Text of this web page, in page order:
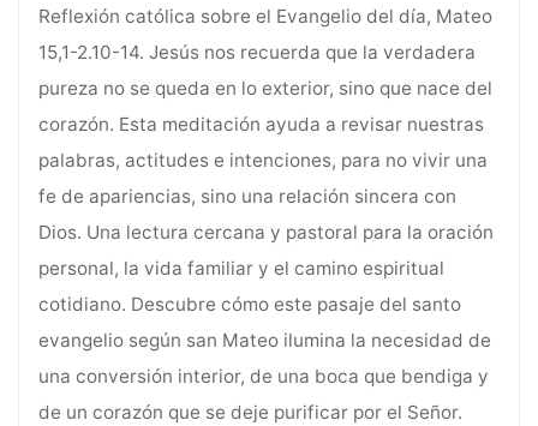
Reflexión católica sobre el Evangelio del día, Mateo
15,1-2.10-14. Jesús nos recuerda que la verdadera
pureza no se queda en lo exterior, sino que nace del
corazón. Esta meditación ayuda a revisar nuestras
palabras, actitudes e intenciones, para no vivir una
fe de apariencias, sino una relación sincera con
Dios. Una lectura cercana y pastoral para la oración
personal, la vida familiar y el camino espiritual
cotidiano. Descubre cómo este pasaje del santo
evangelio según san Mateo ilumina la necesidad de
una conversión interior, de una boca que bendiga y
de un corazón que se deje purificar por el Señor.